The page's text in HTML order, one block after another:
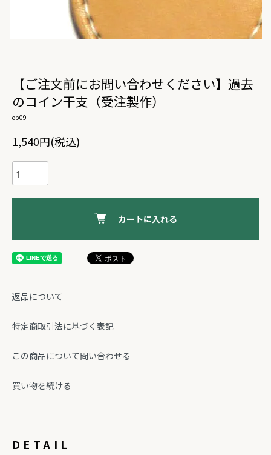
【ご注文前にお問い合わせください】過去
のコイン干支（受注製作）
op09
1,540円(税込)
カートに入れる
返品について
特定商取引法に基づく表記
この商品について問い合わせる
買い物を続ける
DETAIL